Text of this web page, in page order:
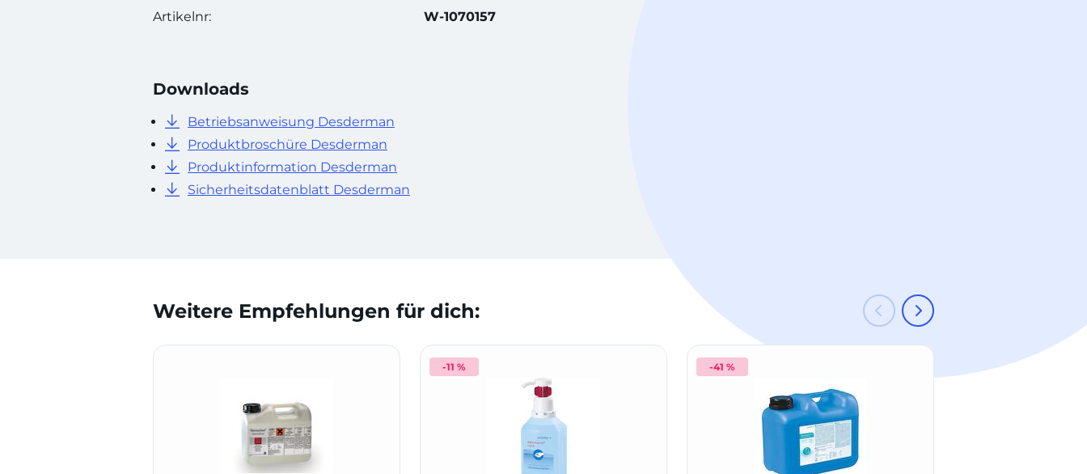
Artikelnr: W-1070157
Downloads
Betriebsanweisung Desderman
Produktbroschüre Desderman
Produktinformation Desderman
Sicherheitsdatenblatt Desderman
Weitere Empfehlungen für dich:
-11 % -41 % -35 %